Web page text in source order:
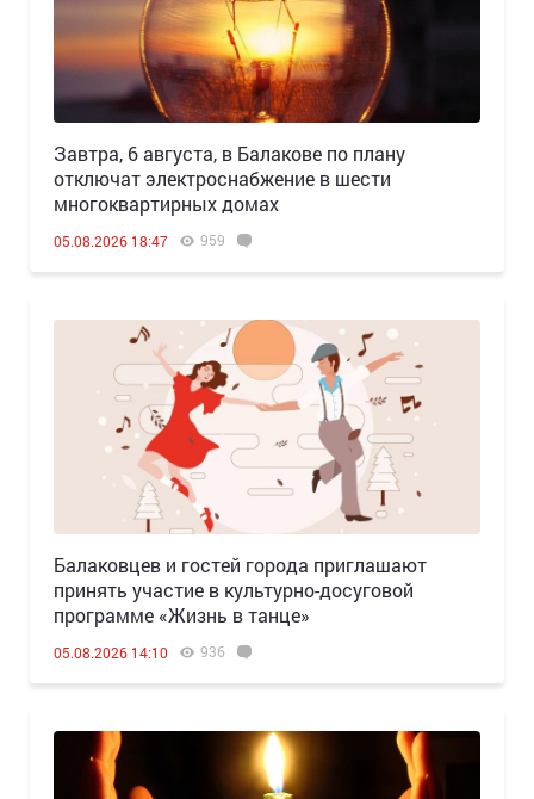
Завтра, 6 августа, в Балакове по плану
отключат электроснабжение в шести
многоквартирных домах
05.08.2026 18:47 959
Балаковцев и гостей города приглашают
принять участие в культурно-досуговой
программе «Жизнь в танце»
05.08.2026 14:10 936